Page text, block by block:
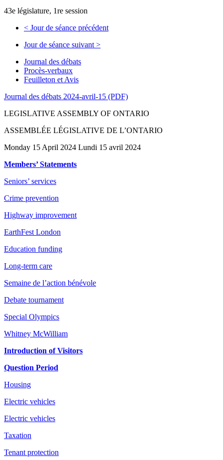
43e législature, 1re session
< Jour de séance précédent
Jour de séance suivant >
Journal des débats
Procès-verbaux
Feuilleton et Avis
Journal des débats 2024-avril-15 (PDF)
LEGISLATIVE ASSEMBLY OF ONTARIO
ASSEMBLÉE LÉGISLATIVE DE L’ONTARIO
Monday 15 April 2024 Lundi 15 avril 2024
Members’ Statements
Seniors’ services
Crime prevention
Highway improvement
EarthFest London
Education funding
Long-term care
Semaine de l’action bénévole
Debate tournament
Special Olympics
Whitney McWilliam
Introduction of Visitors
Question Period
Housing
Electric vehicles
Electric vehicles
Taxation
Tenant protection